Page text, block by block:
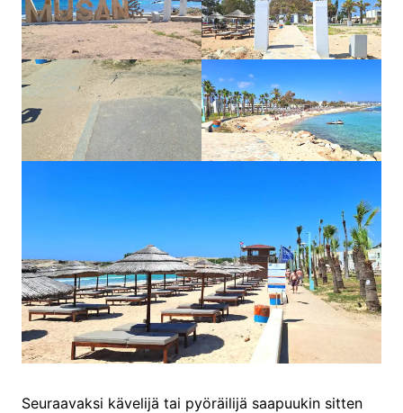
Seuraavaksi kävelijä tai pyöräilijä saapuukin sitten